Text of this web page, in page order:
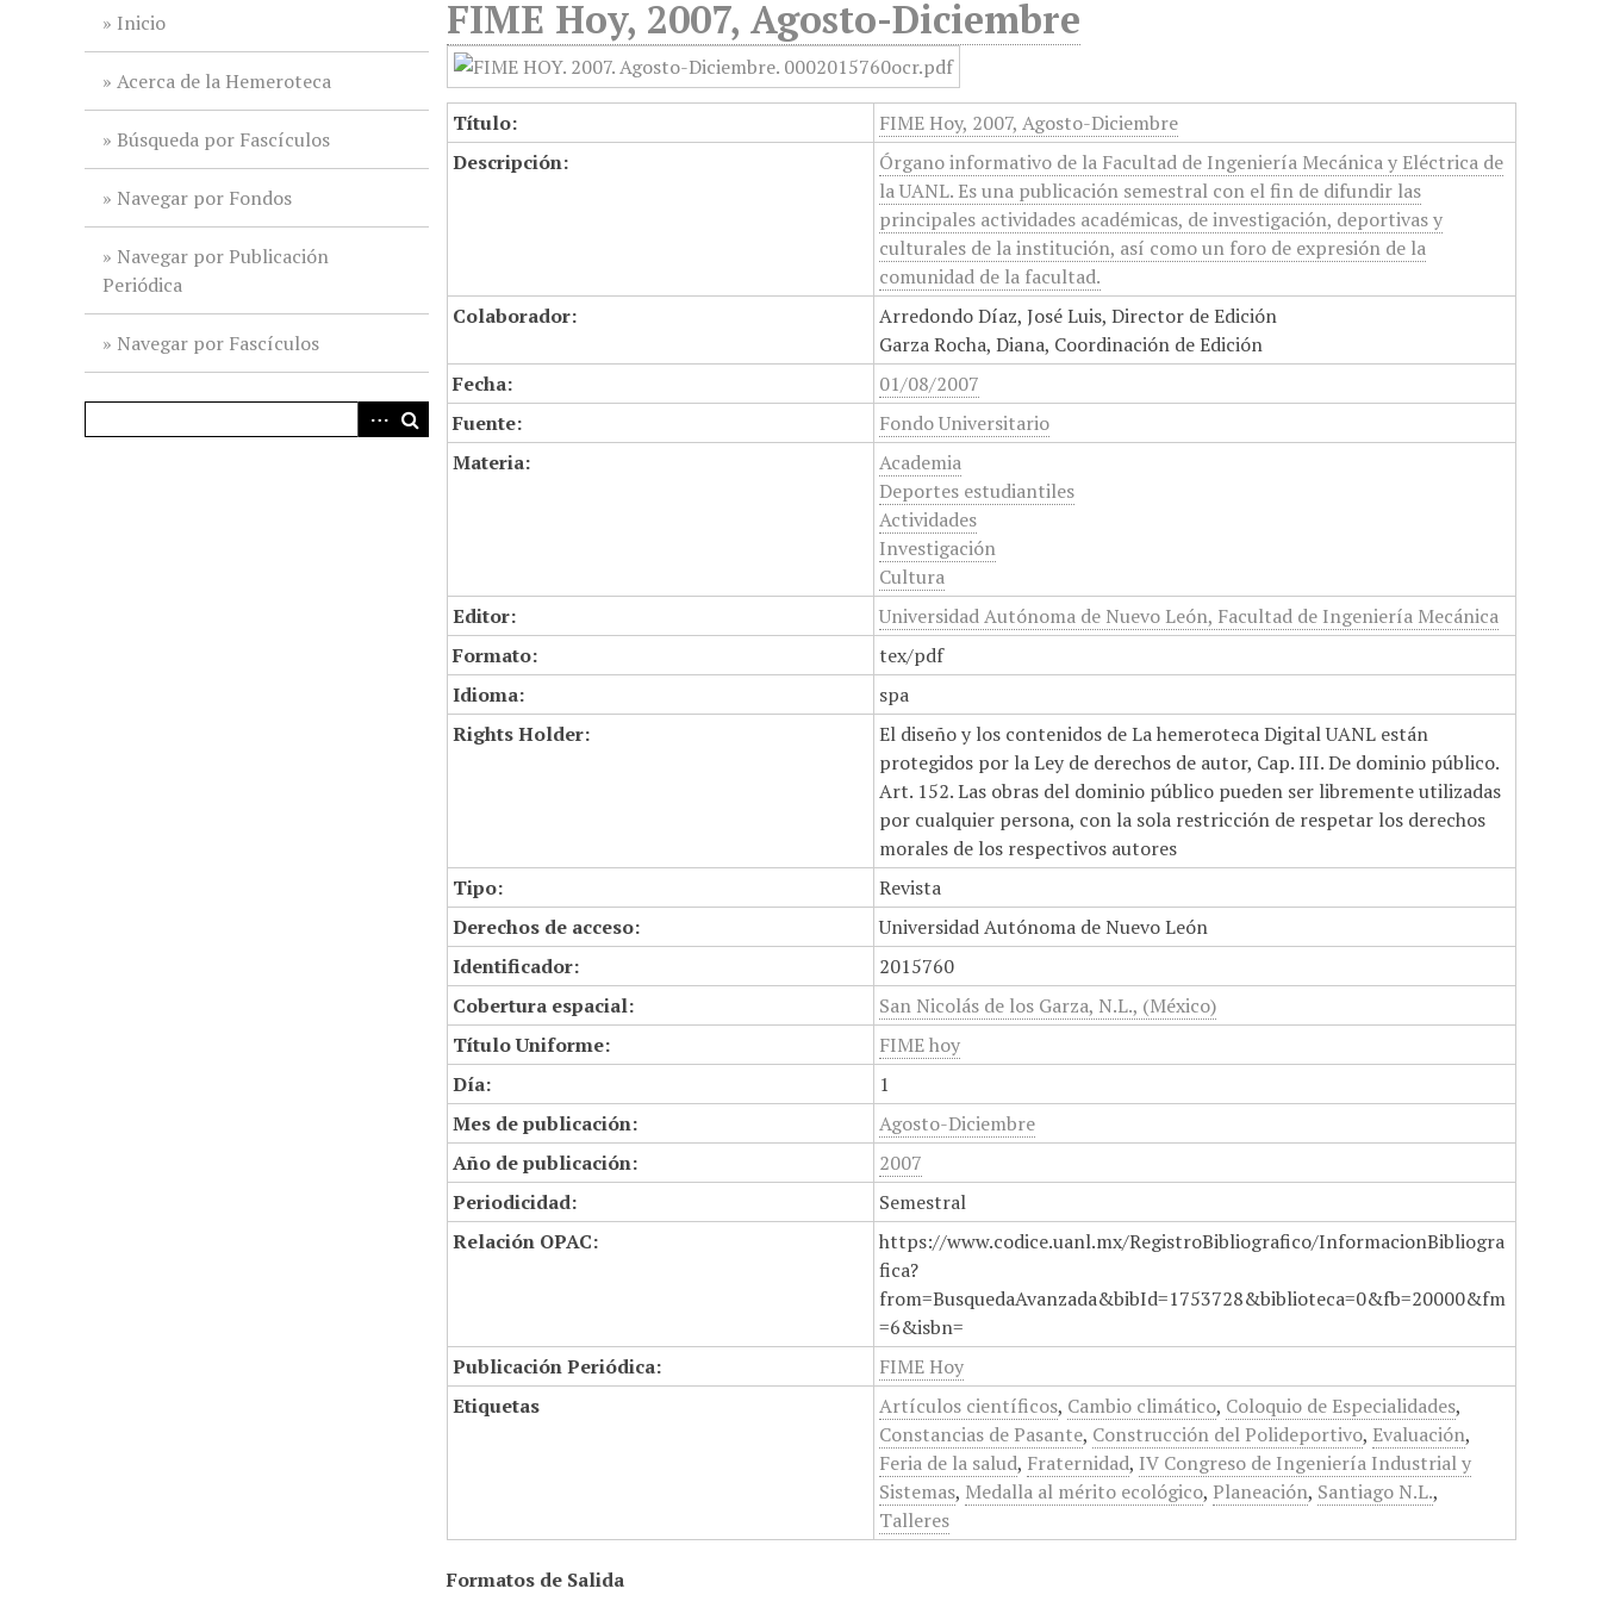
Inicio
Acerca de la Hemeroteca
Búsqueda por Fascículos
Navegar por Fondos
Navegar por Publicación
Periódica
Navegar por Fascículos
FIME Hoy, 2007, Agosto-Diciembre
Título:
FIME Hoy, 2007, Agosto-Diciembre
Descripción:
Órgano informativo de la Facultad de Ingeniería Mecánica y Eléctrica de
la UANL. Es una publicación semestral con el fin de difundir las
principales actividades académicas, de investigación, deportivas y
culturales de la institución, así como un foro de expresión de la
comunidad de la facultad.
Colaborador:
Arredondo Díaz, José Luis, Director de Edición
Garza Rocha, Diana, Coordinación de Edición
Fecha:
01/08/2007
Fuente:
Fondo Universitario
Materia:
Academia
Deportes estudiantiles
Actividades
Investigación
Cultura
Editor:
Universidad Autónoma de Nuevo León, Facultad de Ingeniería Mecánica
Formato:
tex/pdf
Idioma:
spa
Rights Holder:
El diseño y los contenidos de La hemeroteca Digital UANL están
protegidos por la Ley de derechos de autor, Cap. III. De dominio público.
Art. 152. Las obras del dominio público pueden ser libremente utilizadas
por cualquier persona, con la sola restricción de respetar los derechos
morales de los respectivos autores
Tipo:
Revista
Derechos de acceso:
Universidad Autónoma de Nuevo León
Identificador:
2015760
Cobertura espacial:
San Nicolás de los Garza, N.L., (México)
Título Uniforme:
FIME hoy
Día:
1
Mes de publicación:
Agosto-Diciembre
Año de publicación:
2007
Periodicidad:
Semestral
Relación OPAC:
https://www.codice.uanl.mx/RegistroBibliografico/InformacionBibliogra
fica?
from=BusquedaAvanzada&bibId=1753728&biblioteca=0&fb=20000&fm
=6&isbn=
Publicación Periódica:
FIME Hoy
Etiquetas
Artículos científicos, Cambio climático, Coloquio de Especialidades,
Constancias de Pasante, Construcción del Polideportivo, Evaluación,
Feria de la salud, Fraternidad, IV Congreso de Ingeniería Industrial y
Sistemas, Medalla al mérito ecológico, Planeación, Santiago N.L.,
Talleres
Formatos de Salida